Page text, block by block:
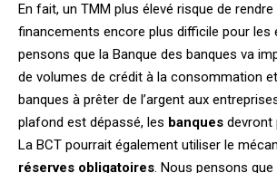
En fait, un TMM plus élevé risque de rendre
financements encore plus difficile pour les
pensons que la Banque des banques va
de volumes de crédit à la consommation
banques à prêter de l’argent aux
plafond est dépassé, les banques devront
La BCT pourrait également utiliser le
réserves obligatoires. Nous pensons